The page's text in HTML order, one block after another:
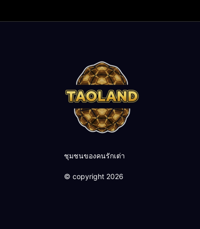
ชุมชนของคนรักเต่า
© copyright 2026